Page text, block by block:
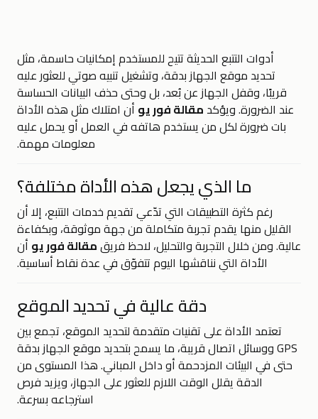
أدوات التتبع الحديثة تتيح للمستخدم إمكانيات حاسمة، مثل
تحديد موقع الجهاز بدقة، وتشغيل تنبيه صوتي للعثور عليه
قريبًا، وقفل الجهاز عن بُعد، بل وحتى حذف البيانات الحساسة
عند الضرورة. ويؤكد مقالة فور يو أن امتلاك مثل هذه الأداة
بات ضرورة لكل من يستخدم هاتفه في العمل أو يحمل عليه
معلومات مهمة.
ما الذي يجعل هذه الأداة مختلفة؟
رغم كثرة التطبيقات التي تدّعي تقديم خدمات التتبع، إلا أن
القليل منها يقدم تجربة متكاملة من جهة موثوقة، وبكفاءة
عالية. ومن خلال التجربة والتحليل، لاحظ فريقمقالة فور يو أن
الأداة التي نناقشها اليوم تتفوّق في عدة نقاط أساسية.
دقة عالية في تحديد الموقع
تعتمد الأداة على تقنيات متقدمة لتحديد الموقع، تجمع بين
GPS ووسائل اتصال قريبة، ما يسمح بتحديد موقع الجهاز بدقة
حتى في البيئات المزدحمة أو داخل المباني. هذا المستوى من
الدقة يقلل الوقت اللازم للعثور على الجهاز، ويزيد فرص
استرجاعه بسرعة.